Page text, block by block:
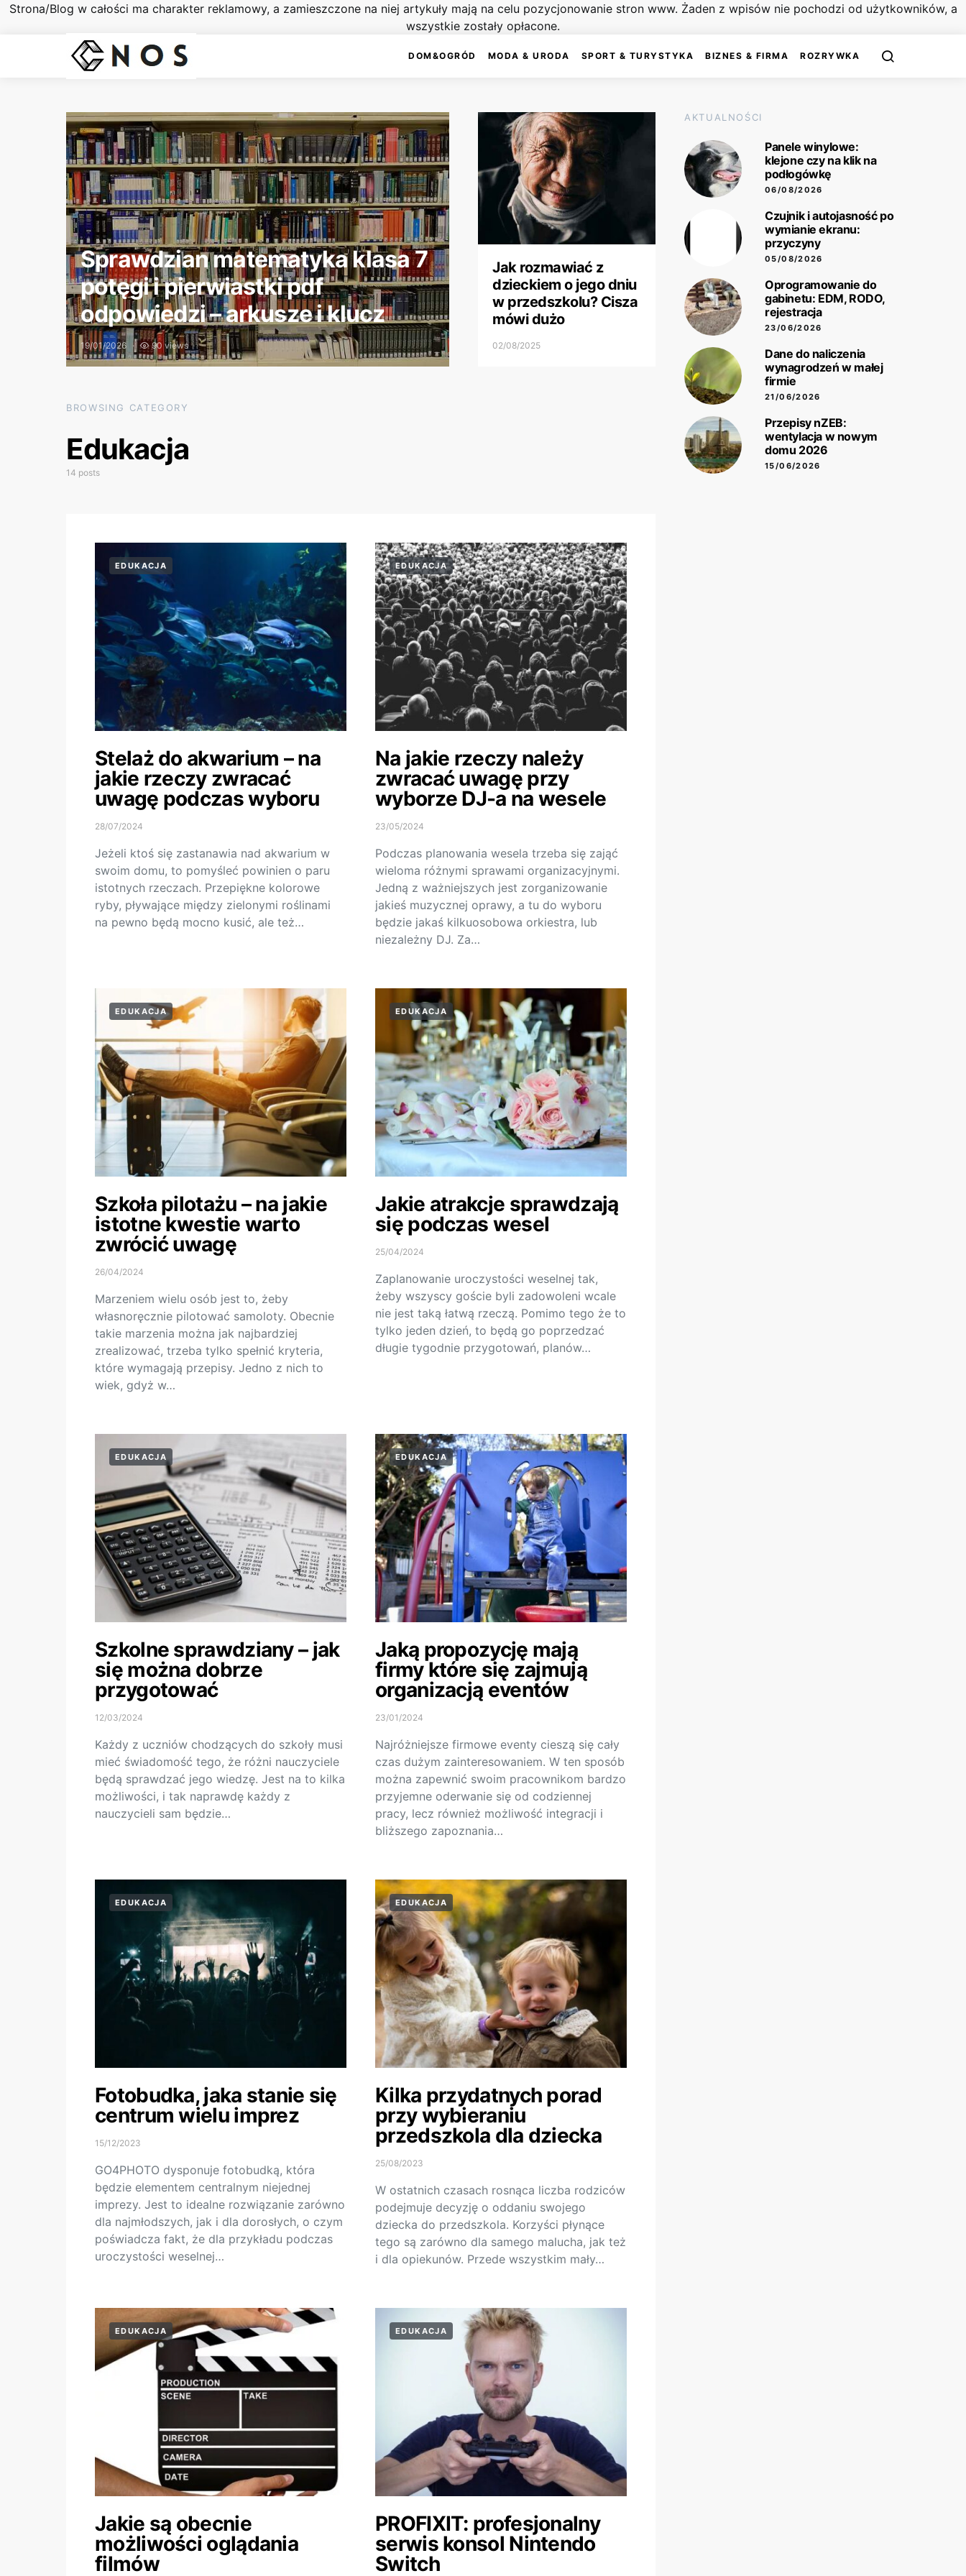
Strona/Blog w całości ma charakter reklamowy, a zamieszczone na niej artykuły mają na celu pozycjonowanie stron www. Żaden z wpisów nie pochodzi od użytkowników, a
wszystkie zostały opłacone.
DOM&OGRÓD MODA & URODA SPORT & TURYSTYKA BIZNES & FIRMA ROZRYWKA
Sprawdzian matematyka klasa 7
potęgi i pierwiastki pdf
odpowiedzi – arkusze i klucz
19/01/2026 90 views
Jak rozmawiać z
dzieckiem o jego dniu
w przedszkolu? Cisza
mówi dużo
02/08/2025
BROWSING CATEGORY
Edukacja
14 posts
EDUKACJA
Stelaż do akwarium – na
jakie rzeczy zwracać
uwagę podczas wyboru
28/07/2024
Jeżeli ktoś się zastanawia nad akwarium w
swoim domu, to pomyśleć powinien o paru
istotnych rzeczach. Przepiękne kolorowe
ryby, pływające między zielonymi roślinami
na pewno będą mocno kusić, ale też…
EDUKACJA
Na jakie rzeczy należy
zwracać uwagę przy
wyborze DJ-a na wesele
23/05/2024
Podczas planowania wesela trzeba się zająć
wieloma różnymi sprawami organizacyjnymi.
Jedną z ważniejszych jest zorganizowanie
jakieś muzycznej oprawy, a tu do wyboru
będzie jakaś kilkuosobowa orkiestra, lub
niezależny DJ. Za…
EDUKACJA
Szkoła pilotażu – na jakie
istotne kwestie warto
zwrócić uwagę
26/04/2024
Marzeniem wielu osób jest to, żeby
własnoręcznie pilotować samoloty. Obecnie
takie marzenia można jak najbardziej
zrealizować, trzeba tylko spełnić kryteria,
które wymagają przepisy. Jedno z nich to
wiek, gdyż w…
EDUKACJA
Jakie atrakcje sprawdzają
się podczas wesel
25/04/2024
Zaplanowanie uroczystości weselnej tak,
żeby wszyscy goście byli zadowoleni wcale
nie jest taką łatwą rzeczą. Pomimo tego że to
tylko jeden dzień, to będą go poprzedzać
długie tygodnie przygotowań, planów…
EDUKACJA
Szkolne sprawdziany – jak
się można dobrze
przygotować
12/03/2024
Każdy z uczniów chodzących do szkoły musi
mieć świadomość tego, że różni nauczyciele
będą sprawdzać jego wiedzę. Jest na to kilka
możliwości, i tak naprawdę każdy z
nauczycieli sam będzie…
EDUKACJA
Jaką propozycję mają
firmy które się zajmują
organizacją eventów
23/01/2024
Najróżniejsze firmowe eventy cieszą się cały
czas dużym zainteresowaniem. W ten sposób
można zapewnić swoim pracownikom bardzo
przyjemne oderwanie się od codziennej
pracy, lecz również możliwość integracji i
bliższego zapoznania…
EDUKACJA
Fotobudka, jaka stanie się
centrum wielu imprez
15/12/2023
GO4PHOTO dysponuje fotobudką, która
będzie elementem centralnym niejednej
imprezy. Jest to idealne rozwiązanie zarówno
dla najmłodszych, jak i dla dorosłych, o czym
poświadcza fakt, że dla przykładu podczas
uroczystości weselnej…
EDUKACJA
Kilka przydatnych porad
przy wybieraniu
przedszkola dla dziecka
25/08/2023
W ostatnich czasach rosnąca liczba rodziców
podejmuje decyzję o oddaniu swojego
dziecka do przedszkola. Korzyści płynące
tego są zarówno dla samego malucha, jak też
i dla opiekunów. Przede wszystkim mały…
EDUKACJA
Jakie są obecnie
możliwości oglądania
filmów
EDUKACJA
PROFIXIT: profesjonalny
serwis konsol Nintendo
Switch
AKTUALNOŚCI
Panele winylowe:
klejone czy na klik na
podłogówkę
06/08/2026
Czujnik i autojasność po
wymianie ekranu:
przyczyny
05/08/2026
Oprogramowanie do
gabinetu: EDM, RODO,
rejestracja
23/06/2026
Dane do naliczenia
wynagrodzeń w małej
firmie
21/06/2026
Przepisy nZEB:
wentylacja w nowym
domu 2026
15/06/2026